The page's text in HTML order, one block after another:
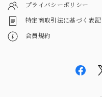
プライバシーポリシー
特定商取引法に基づく表記
会員規約